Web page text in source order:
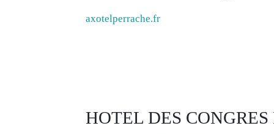
axotelperrache.fr
HOTEL DES